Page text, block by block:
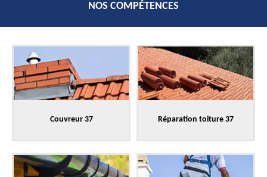
NOS COMPÉTENCES
Couvreur 37 Réparation toiture 37